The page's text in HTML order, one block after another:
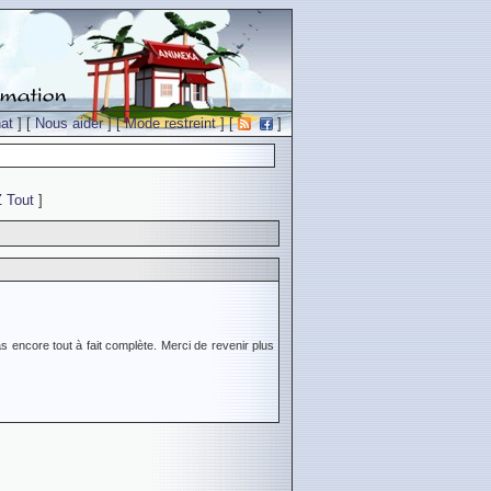
] [Nous aider] [Mode restreint] [ ]
Tout ]
encore tout à fait complète. Merci de revenir plus